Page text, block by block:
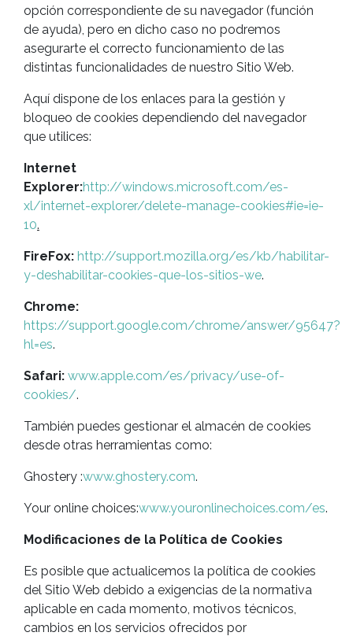
opción correspondiente de su navegador (función
de ayuda), pero en dicho caso no podremos
asegurarte el correcto funcionamiento de las
distintas funcionalidades de nuestro Sitio Web.
Aquí dispone de los enlaces para la gestión y
bloqueo de cookies dependiendo del navegador
que utilices:
Internet
Explorer:http://windows.microsoft.com/es-
xl/internet-explorer/delete-manage-cookies#ie=ie-
10.
FireFox: http://support.mozilla.org/es/kb/habilitar-
y-deshabilitar-cookies-que-los-sitios-we.
Chrome:
https://support.google.com/chrome/answer/95647?
hl=es.
Safari: www.apple.com/es/privacy/use-of-
cookies/.
También puedes gestionar el almacén de cookies
desde otras herramientas como:
Ghostery :www.ghostery.com.
Your online choices:www.youronlinechoices.com/es.
Modificaciones de la Política de Cookies
Es posible que actualicemos la política de cookies
del Sitio Web debido a exigencias de la normativa
aplicable en cada momento, motivos técnicos,
cambios en los servicios ofrecidos por